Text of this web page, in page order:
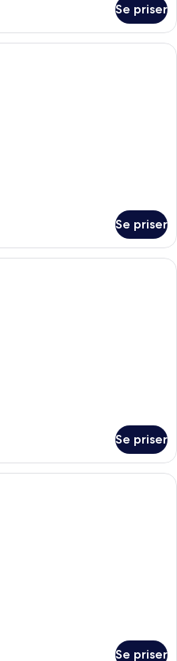
Se priser
Ett modernt hotellrum med en stor
Se priser
Ett modernt hotellrum med en stor
Se priser
Ett modernt vardagsrum med en
Se priser